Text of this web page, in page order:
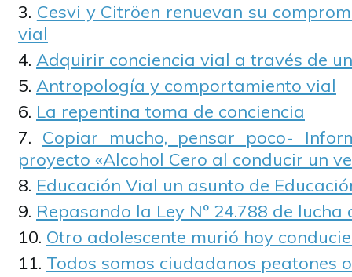
Cesvi y Citröen renuevan su
vial
Adquirir conciencia vial a través de
Antropología y comportamiento vial
La repentina toma de conciencia
Copiar mucho, pensar poco-
proyecto «Alcohol Cero al conducir un
Educación Vial un asunto de
Repasando la Ley Nº 24.788 de
Otro adolescente murió hoy
Todos somos ciudadanos peatones